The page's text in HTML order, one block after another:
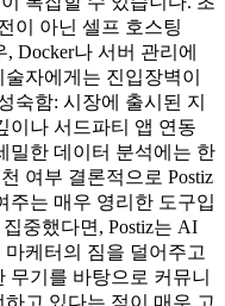
이 아닌 셀프 호스팅
Docker나 서버 관리에
자에게는 진입장벽이
숙함: 시장에 출시된 지
이나 서드파티 앱 연동
밀한 데이터 분석에는 한
여부 결론적으로 Postiz
주는 매우 영리한 도구입
중했다면, Postiz는 AI
케터의 짐을 덜어주고
무기를 바탕으로 커뮤니
고 있다는 점이 매우 고